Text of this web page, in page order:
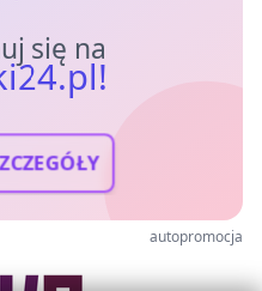
się na
autopromocja